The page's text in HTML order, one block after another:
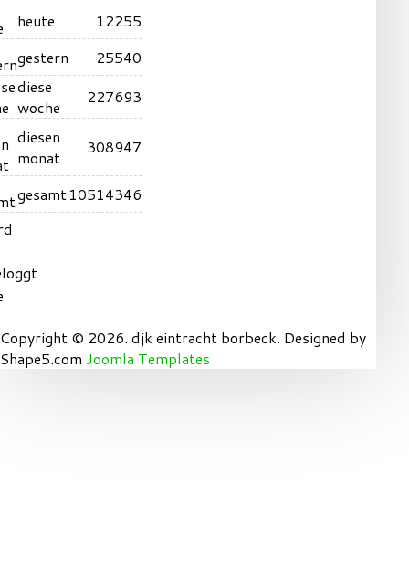
heute
12255
gestern
25540
diese
woche
227693
diesen
monat
308947
gesamt10514346
Copyright © 2026. djk eintracht borbeck. Designed by
Shape5.com Joomla Templates